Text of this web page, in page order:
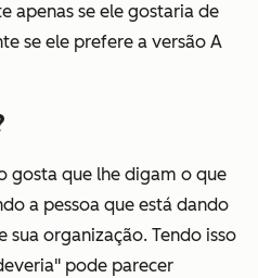
apenas se ele gostaria de
se ele prefere a versão A
gosta que lhe digam o que
a pessoa que está dando
sua organização. Tendo isso
pode parecer